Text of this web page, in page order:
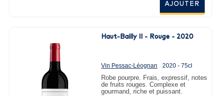
AJOUTER
Haut-Bailly II - Rouge - 2020
Vin Pessac-Léognan 2020 - 75cl
Robe pourpre. Frais, expressif, notes
de fruits rouges. Complexe et
gourmand, riche et puissant.